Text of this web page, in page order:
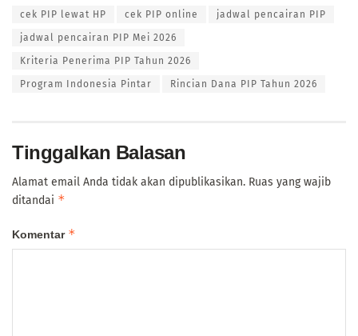
cek PIP lewat HP cek PIP online jadwal pencairan PIP
jadwal pencairan PIP Mei 2026
Kriteria Penerima PIP Tahun 2026
Program Indonesia Pintar Rincian Dana PIP Tahun 2026
Tinggalkan Balasan
Alamat email Anda tidak akan dipublikasikan. Ruas yang wajib
ditandai *
Komentar *